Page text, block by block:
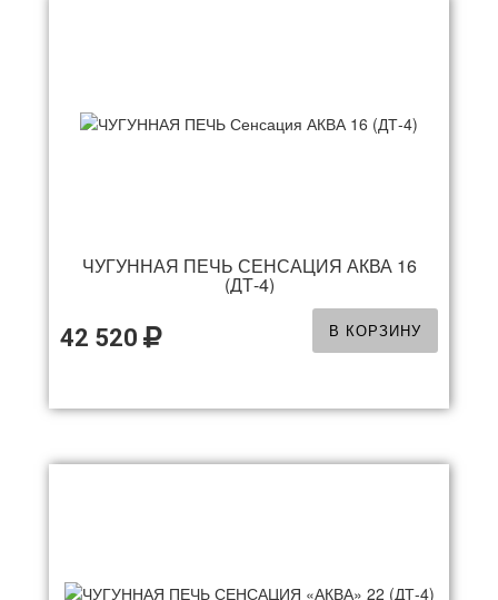
ЧУГУННАЯ ПЕЧЬ СЕНСАЦИЯ АКВА 16
(ДТ-4)
42 520 В КОРЗИНУ